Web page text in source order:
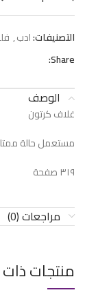
التصنيفات:ادب,
Share:
الوصف
غلاف كرتون
مستعمل حالة
٣١٩ صفحة
مراجعات (0)
منتجات